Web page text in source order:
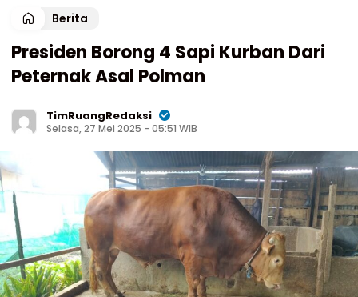
Berita
Presiden Borong 4 Sapi Kurban Dari
Peternak Asal Polman
TimRuangRedaksi
Selasa, 27 Mei 2025 - 05:51 WIB